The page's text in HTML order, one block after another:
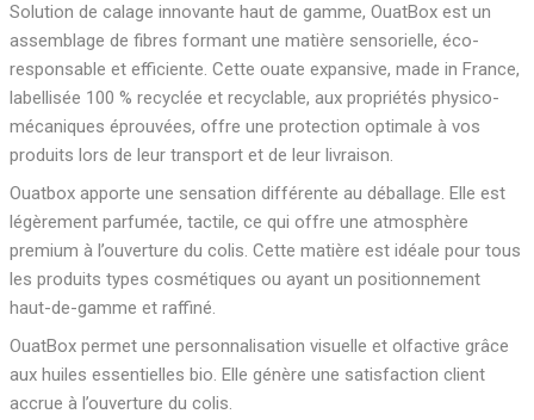
Solution de calage innovante haut de gamme, OuatBox est un
assemblage de fibres formant une matière sensorielle, éco-
responsable et efficiente. Cette ouate expansive, made in France,
labellisée 100 % recyclée et recyclable, aux propriétés physico-
mécaniques éprouvées, offre une protection optimale à vos
produits lors de leur transport et de leur livraison.
Ouatbox apporte une sensation différente au déballage. Elle est
légèrement parfumée, tactile, ce qui offre une atmosphère
premium à l’ouverture du colis. Cette matière est idéale pour tous
les produits types cosmétiques ou ayant un positionnement
haut-de-gamme et raffiné.
OuatBox permet une personnalisation visuelle et olfactive grâce
aux huiles essentielles bio. Elle génère une satisfaction client
accrue à l’ouverture du colis.